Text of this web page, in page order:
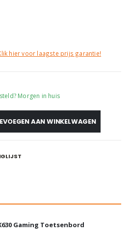
hier voor laagste prijs garantie!
Morgen in huis
AAN WINKELWAGEN
Gaming Toetsenbord